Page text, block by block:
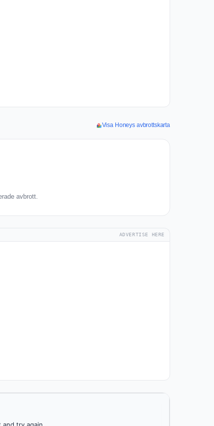
Visa Honeys avbrottskarta
avbrott.
ADVERTISE HERE
try again.